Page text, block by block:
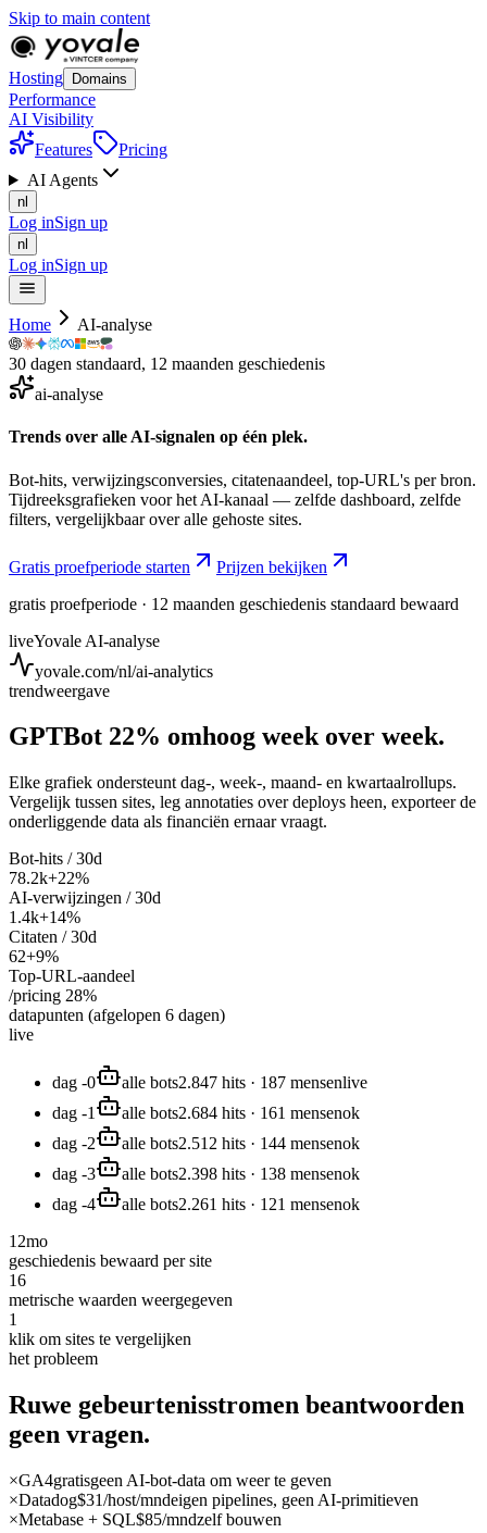
Skip to main content
Hosting Domains
Performance
AI Visibility
Features
Pricing
AI Agents
nl
Log inSign up
nl
Log inSign up
Home AI-analyse
30 dagen standaard, 12 maanden geschiedenis
ai-analyse
Trends over alle AI-signalen op één plek.
Bot-hits, verwijzingsconversies, citatenaandeel, top-URL's per bron.
Tijdreeksgrafieken voor het AI-kanaal — zelfde dashboard, zelfde
filters, vergelijkbaar over alle gehoste sites.
Gratis proefperiode starten
Prijzen bekijken
gratis proefperiode · 12 maanden geschiedenis standaard bewaard
liveYovale AI-analyse
yovale.com/nl/ai-analytics
trendweergave
GPTBot 22% omhoog week over week.
Elke grafiek ondersteunt dag-, week-, maand- en kwartaalrollups.
Vergelijk tussen sites, leg annotaties over deploys heen, exporteer de
onderliggende data als financiën ernaar vraagt.
Bot-hits / 30d
78.2k+22%
AI-verwijzingen / 30d
1.4k+14%
Citaten / 30d
62+9%
Top-URL-aandeel
/pricing 28%
datapunten (afgelopen 6 dagen)
live
dag -0 alle bots2.847 hits · 187 mensenlive
dag -1
alle bots2.684 hits · 161 mensenok
dag -2
alle bots2.512 hits · 144 mensenok
dag -3
alle bots2.398 hits · 138 mensenok
dag -4
alle bots2.261 hits · 121 mensenok
12mo
geschiedenis bewaard per site
16
metrische waarden weergegeven
1
klik om sites te vergelijken
het probleem
Ruwe gebeurtenisstromen beantwoorden
geen vragen.
×GA4gratisgeen AI-bot-data om weer te geven
×Datadog$31/host/mndeigen pipelines, geen AI-primitieven
×Metabase + SQL$85/mndzelf bouwen